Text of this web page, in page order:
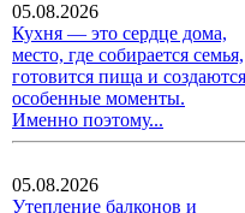
05.08.2026
Кухня — это сердце дома,
место, где собирается семья,
готовится пища и создаются
особенные моменты.
Именно поэтому...
05.08.2026
Утепление балконов и